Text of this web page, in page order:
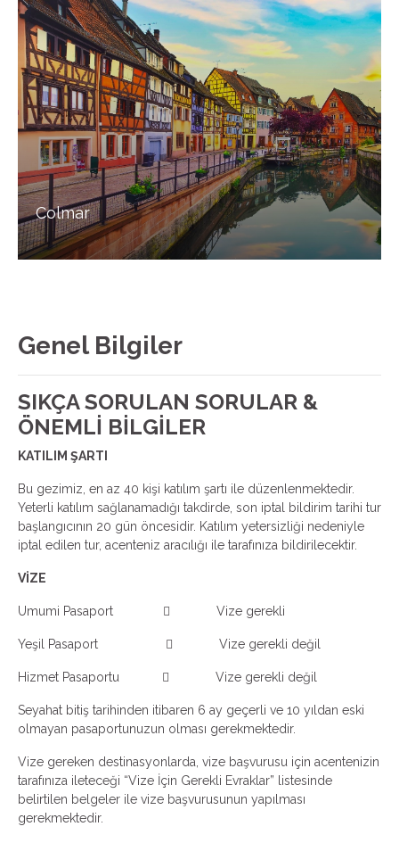
Colmar
Genel Bilgiler
SIKÇA SORULAN SORULAR &
ÖNEMLİ BİLGİLER
KATILIM ŞARTI
Bu gezimiz, en az 40 kişi katılım şartı ile düzenlenmektedir.
Yeterli katılım sağlanamadığı takdirde, son iptal bildirim tarihi tur
başlangıcının 20 gün öncesidir. Katılım yetersizliği nedeniyle
iptal edilen tur, acenteniz aracılığı ile tarafınıza bildirilecektir.
VİZE
Umumi Pasaport  Vize gerekli
Yeşil Pasaport  Vize gerekli değil
Hizmet Pasaportu  Vize gerekli değil
Seyahat bitiş tarihinden itibaren 6 ay geçerli ve 10 yıldan eski
olmayan pasaportunuzun olması gerekmektedir.
Vize gereken destinasyonlarda, vize başvurusu için acentenizin
tarafınıza ileteceği “Vize İçin Gerekli Evraklar” listesinde
belirtilen belgeler ile vize başvurusunun yapılması
gerekmektedir.